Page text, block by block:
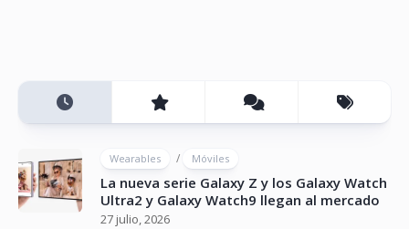
Wearables / Móviles
La nueva serie Galaxy Z y los Galaxy Watch
Ultra2 y Galaxy Watch9 llegan al mercado
27 julio, 2026